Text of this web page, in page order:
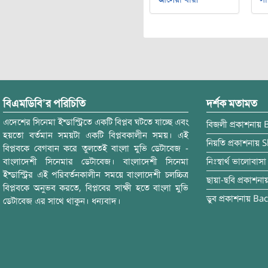
বিএমডিবি’র পরিচিতি
এদেশের সিনেমা ইন্ডাস্ট্রিতে একটি বিপ্লব ঘটতে যাচ্ছে এবং
হয়তো বর্তমান সময়টা একটি বিপ্লবকালীন সময়। এই
বিপ্লবকে বেগবান করে তুলতেই বাংলা মুভি ডেটাবেজ -
বাংলাদেশী সিনেমার ডেটাবেজ। বাংলাদেশী সিনেমা
ইন্ডাস্ট্রির এই পরিবর্তনকালীন সময়ে বাংলাদেশী চলচ্চিত্র
বিপ্লবকে অনুভব করতে, বিপ্লবের সাক্ষী হতে বাংলা মুভি
ডেটাবেজ এর সাথে থাকুন। ধন্যবাদ।
দর্শক মতামত
বিজলী প্রকাশনায়
নিয়তি প্রকাশনায়
নিঃস্বার্থ ভালোবাসা
ছায়া-ছবি
ডুব প্রকাশনায়